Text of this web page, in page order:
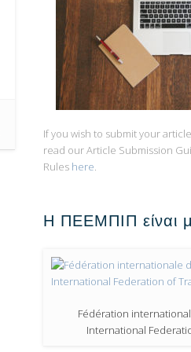
If you wish to submit your
read our Article Submission
Rules here.
Η ΠΕΕΜΠΙΠ είναι
Fédération
International